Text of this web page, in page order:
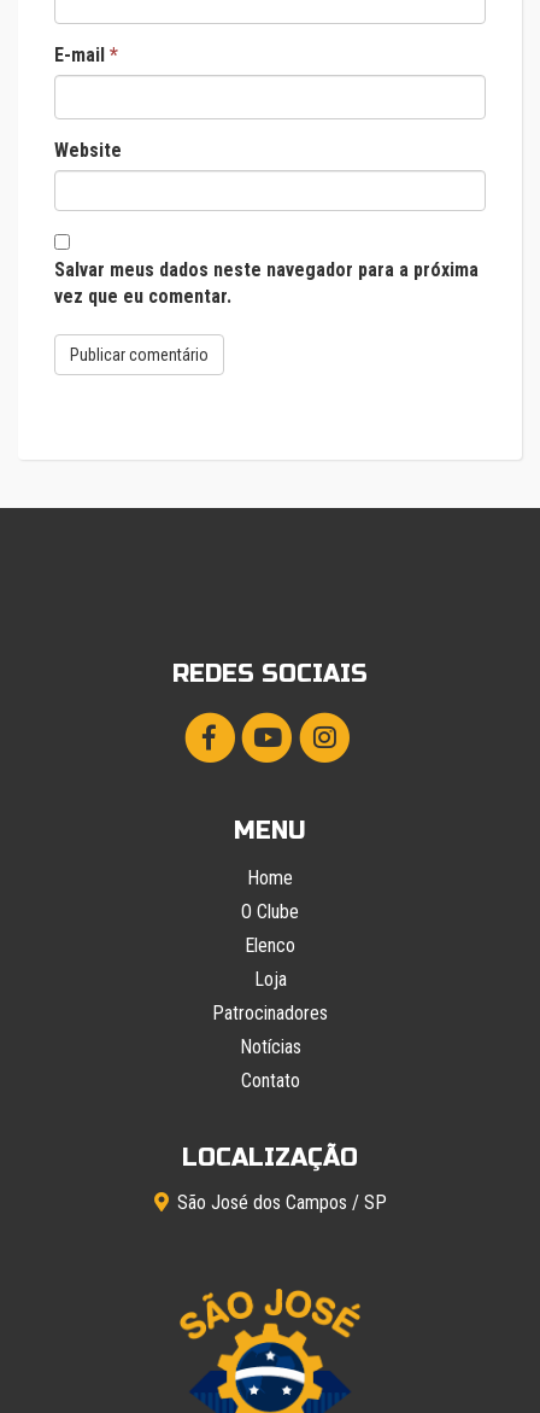
E-mail *
Website
Salvar meus dados neste navegador para a próxima
vez que eu comentar.
REDES SOCIAIS
MENU
Home
O Clube
Elenco
Loja
Patrocinadores
Notícias
Contato
LOCALIZAÇÃO
São José dos Campos / SP